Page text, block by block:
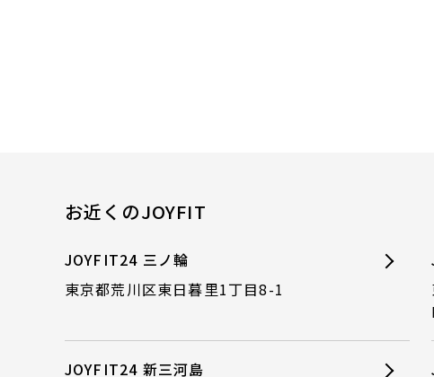
お近くのJOYFIT
JOYFIT24 三ノ輪
東京都荒川区東日暮里1丁目8-1
JOYFIT24 新三河島